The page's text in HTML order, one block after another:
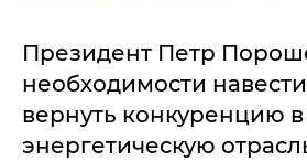
Президент Петр
необходимости
вернуть конкуренцию в
энергетическую